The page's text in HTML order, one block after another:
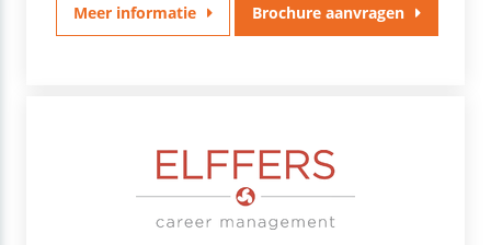
Meer informatie Brochure aanvragen